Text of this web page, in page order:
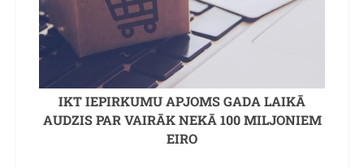
IKT IEPIRKUMU APJOMS GADA LAIKĀ
AUDZIS PAR VAIRĀK NEKĀ 100 MILJONIEM
EIRO